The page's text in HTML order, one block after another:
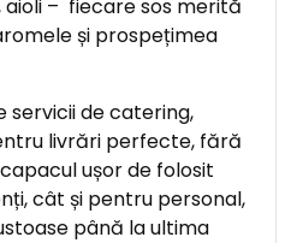
aioli – fiecare sos merită
și prospețimea
servicii de catering,
livrări perfecte, fără
ușor de folosit
cât și pentru personal,
până la ultima